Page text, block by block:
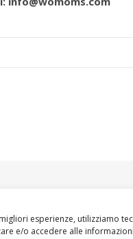
esperienze, utilizziamo
e/o accedere alle